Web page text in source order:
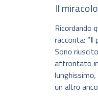
Il
Ricordando
racconta: “Il
Sono
affrontato
un altro